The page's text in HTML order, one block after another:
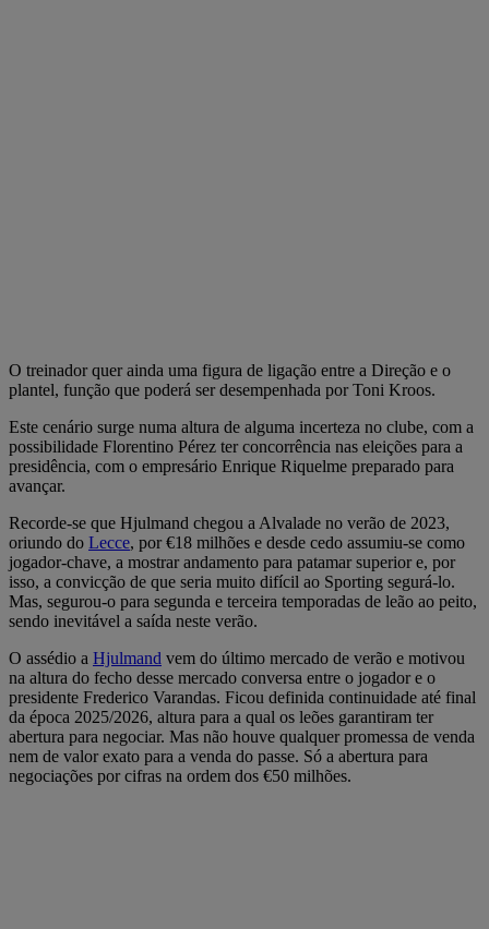
O treinador quer ainda uma figura de ligação entre a Direção e o
plantel, função que poderá ser desempenhada por Toni Kroos.
Este cenário surge numa altura de alguma incerteza no clube, com a
possibilidade Florentino Pérez ter concorrência nas eleições para a
presidência, com o empresário Enrique Riquelme preparado para
avançar.
Recorde-se que Hjulmand chegou a Alvalade no verão de 2023,
oriundo do Lecce, por €18 milhões e desde cedo assumiu-se como
jogador-chave, a mostrar andamento para patamar superior e, por
isso, a convicção de que seria muito difícil ao Sporting segurá-lo.
Mas, segurou-o para segunda e terceira temporadas de leão ao peito,
sendo inevitável a saída neste verão.
O assédio a Hjulmand vem do último mercado de verão e motivou
na altura do fecho desse mercado conversa entre o jogador e o
presidente Frederico Varandas. Ficou definida continuidade até final
da época 2025/2026, altura para a qual os leões garantiram ter
abertura para negociar. Mas não houve qualquer promessa de venda
nem de valor exato para a venda do passe. Só a abertura para
negociações por cifras na ordem dos €50 milhões.